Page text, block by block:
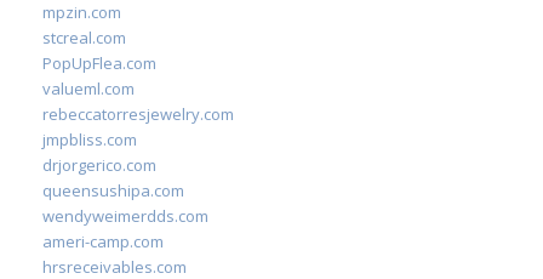
mpzin.com
stcreal.com
PopUpFlea.com
valueml.com
rebeccatorresjewelry.com
jmpbliss.com
drjorgerico.com
queensushipa.com
wendyweimerdds.com
ameri-camp.com
hrsreceivables.com